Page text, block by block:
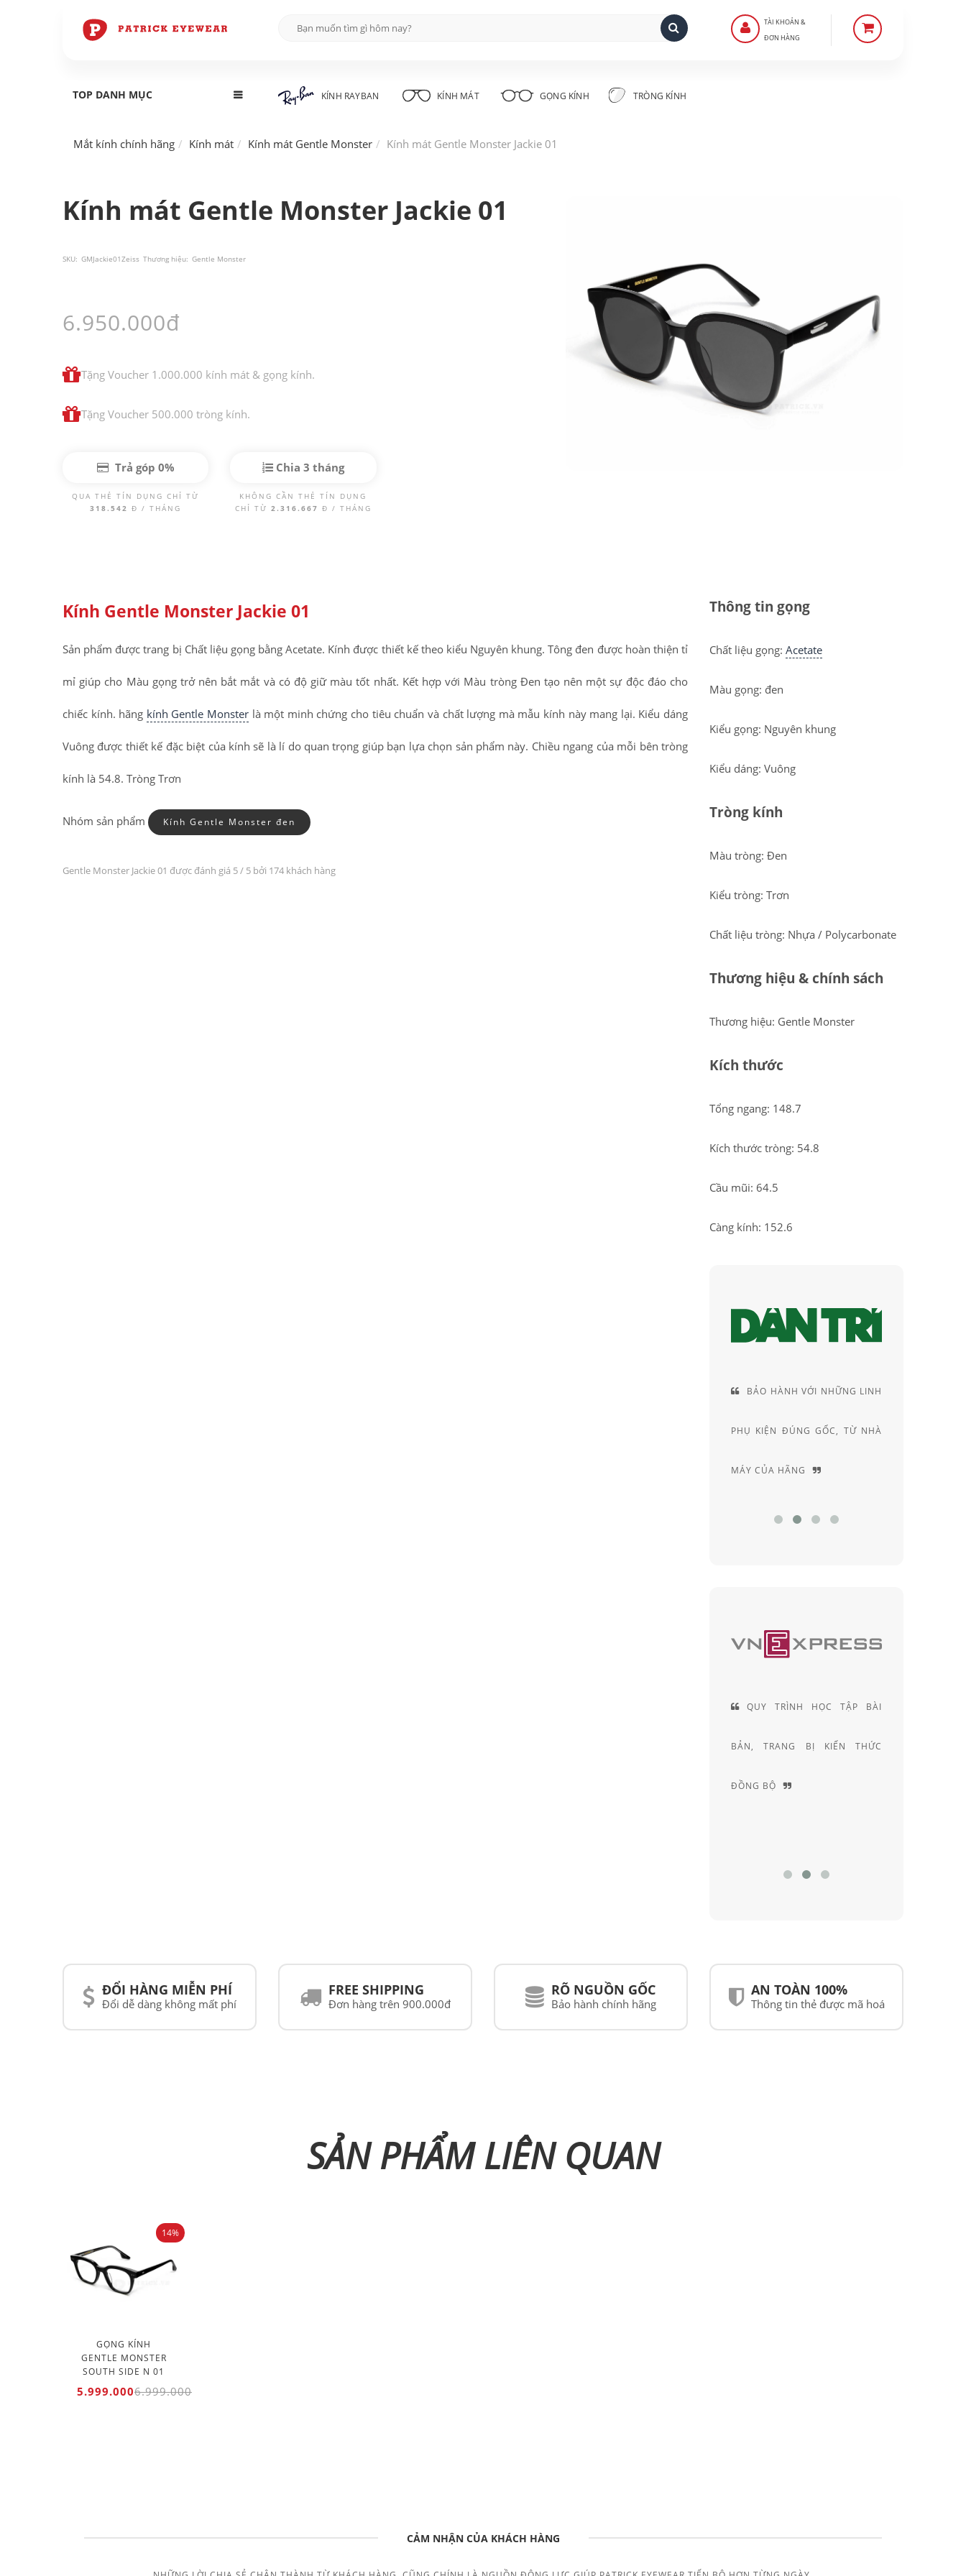
TÀI KHOẢN &
ĐƠN HÀNG
TOP DANH MỤC KÍNH RAYBAN KÍNH MÁT GỌNG KÍNH TRÒNG KÍNH
Mắt kính chính hãng Kính mát Kính mát Gentle Monster Kính mát Gentle Monster Jackie 01
Kính mát Gentle Monster Jackie 01
SKU: GMJackie01Zeiss Thương hiệu: Gentle Monster
6.950.000đ
Tặng Voucher 1.000.000 kính mát & gọng kính.
Tặng Voucher 500.000 tròng kính.
Trả góp 0%
QUA THẺ TÍN DỤNG CHỈ TỪ
318.542Đ / THÁNG
Chia 3 tháng
KHÔNG CẦN THẺ TÍN DỤNG
CHỈ TỪ 2.316.667 Đ / THÁNG
Kính Gentle Monster Jackie 01
Sản phẩm được trang bị Chất liệu gọng bằng Acetate. Kính được thiết kế theo kiểu Nguyên khung. Tông đen được hoàn thiện tỉ
mỉ giúp cho Màu gọng trở nên bắt mắt và có độ giữ màu tốt nhất. Kết hợp với Màu tròng Đen tạo nên một sự độc đáo cho
chiếc kính. hãng kính Gentle Monster là một minh chứng cho tiêu chuẩn và chất lượng mà mẫu kính này mang lại. Kiểu dáng
Vuông được thiết kế đặc biệt của kính sẽ là lí do quan trọng giúp bạn lựa chọn sản phẩm này. Chiều ngang của mỗi bên tròng
kính là 54.8. Tròng Trơn
Nhóm sản phẩm Kính Gentle Monster đen
Gentle Monster Jackie 01 được đánh giá 5/ 5 bởi 174 khách hàng
Thông tin gọng
Chất liệu gọng: Acetate
Màu gọng: đen
Kiểu gọng: Nguyên khung
Kiểu dáng: Vuông
Tròng kính
Màu tròng: Đen
Kiểu tròng: Trơn
Chất liệu tròng: Nhựa / Polycarbonate
Thương hiệu & chính sách
Thương hiệu: Gentle Monster
Kích thước
Tổng ngang: 148.7
Kích thước tròng: 54.8
Cầu mũi: 64.5
Càng kính: 152.6
BẢO HÀNH VỚI NHỮNG LINH
PHỤ KIỆN ĐÚNG GỐC, TỪ NHÀ
CUNG CÁCH TƯ VẤN RẤT
RIÊNG, ĐẦY AM HIỂU VÀ
CHUYÊN SÂU
QUY TRÌNH HỌC TẬP BÀI
BẢN, TRANG BỊ KIẾN THỨC
ĐỘI NGŨ KỸ THUẬT VIÊN
KHÚC XẠ HƠN 20 NĂM KINH
NGHIỆM
ĐỔI HÀNG MIỄN PHÍ
Đổi dễ dàng không mất phí
FREE SHIPPING
Đơn hàng trên 900.000đ
RÕ NGUỒN GỐC
Bảo hành chính hãng
AN TOÀN 100%
Thông tin thẻ được mã hoá
SẢN PHẨM LIÊN QUAN
GỌNG KÍNH
GENTLE MONSTER
SOUTH SIDE N 01
5.999.0006.999.000
14%
CẢM NHẬN CỦA KHÁCH HÀNG